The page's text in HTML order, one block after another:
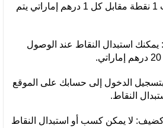
2️⃣ حساب النقاط: اكسب 1 نقطة مقابل كل 1 درهم إماراتي يتم
يمكنك استبدال النقاط عند الوصول
بتسجيل الدخول إلى حسابك على الموقع
النقاط.
كضيف: لا يمكن كسب أو استبدال النقاط